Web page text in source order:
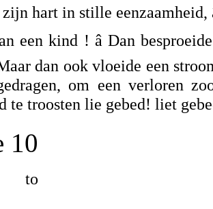
hart in stille eenzaamheid,
een kind ! â Dan
dan ook vloeide een
om een verloren
te troosten lie gebed! liet
10
to